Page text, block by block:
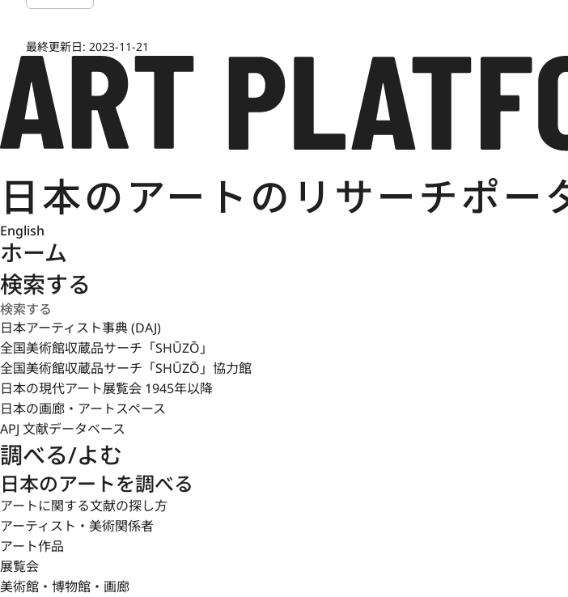
こうした社会的な評価を背景に、1962年には北欧へ取材旅行を果たし、その成果を「東山魁
年、東京国立近代美術館）等に表した。1965年からは、川端康成からの示唆により一転して
を移し、皇居新宮殿の大壁画《朝明けの潮》（1968年）に日本の海景を描き、「京洛四季展
松屋、東京）に《年暮る》（1968年、山種美術館、東京）、《花明り》（大和証券グループ
京都で取材した連作を発表した。この年の業績により1969年に第10回毎日芸術大賞を受賞、
を受章し、文化功労者としても顕彰された。
唐招提寺と鑑真和上についての研究を始め、山と海を主題に選び、第1期障壁画《山雲》、
に完成。続いて中国への取材旅行を経て、第2期障壁画《黄山暁雲》、《揚州薫風》、《桂林
完成させた。1981年には鑑真和上像厨子絵《瑞光》を奉献。東山は第2期障壁画において初め
している。
10年をかけた唐招提寺御影堂の揮毫を終えた東山は、残りの人生を制作と社会への貢献に捧
の要請で次々と開かれる回顧展に尽力し、また、自身の作品から複製画やリトグラフの作成を
た資金をユネスコ芸術賞の創設やボストン美術館の日本絵画修復基金の設立のために提供した
戸が被災した阪神淡路大震災では、いちはやく復興への義援金を寄せてもいる。晩年、長旅を
ると、かつて描いたスケッチをもとに、現実の風景にとらわれることなく夢幻の世界を描いた
年、《夕星[ゆうぼし]》（長野県立美術館）(註1)を未完成のまま残し、5月6日に老衰により90
かつて《残照》が敗戦後の日本人の心境に寄り添い、《道》が朝鮮戦争の特需景気に光明を見
気に合致したことが示すように、東山は愚直に風景を描きながら、社会に目を向けることを忘
る人々と思いや物語を共有しようとした。文筆にも優れた東山は、自作に込めた思いや、人生
いは芸術について、自然について膨大な文章を綴った。それらは刊行されて多くの読者を獲得
作品を一般へ広く開く役割を果たした。とりわけ、唐招提寺御影堂の障壁画制作は東山が『芸
た連載「唐招提寺への道」とともに注目を集め、東山を国民的画家へと押し上げたと言える。
山魁夷画文集』全10巻（新潮社1978–79年）や、数多く刊行された画集等に収録されており、
らない若い世代に、東山の思いを伝えている。
最終更新日: 2023-11-21
English
ホーム
検索する
日本アーティスト事典 (DAJ)
全国美術館収蔵品サーチ「SHŪZŌ」
全国美術館収蔵品サーチ「SHŪZŌ」協力館
日本の現代アート展覧会 1945年以降
日本の画廊・アートスペース
APJ 文献データベース
調べる/よむ
日本のアートを調べる
アートに関する文献の探し方
アーティスト・美術関係者
アート作品
展覧会
美術館・博物館・画廊